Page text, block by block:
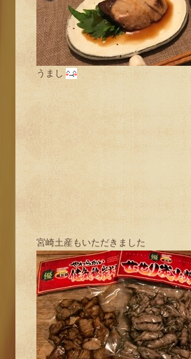
うまし
宮崎土産もいただきました